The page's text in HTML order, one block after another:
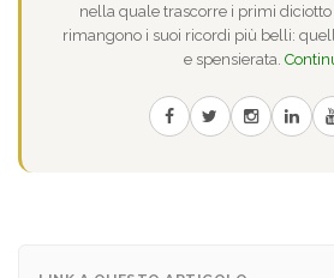
nella quale trascorre i primi
rimangono i suoi ricordi più belli:
e spensierata.